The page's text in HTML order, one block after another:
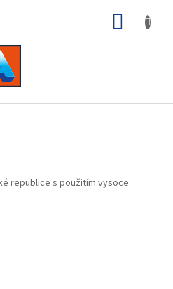
republice s použitím vysoce